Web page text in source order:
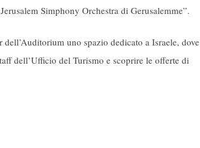
Simphony Orchestra di Gerusalemme”.
uno spazio dedicato a Israele, dove
dell’Ufficio del Turismo e scoprire le offerte di